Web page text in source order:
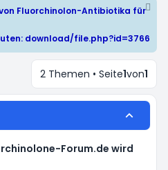
Fluorchinolon-Antibiotika für
download/file.php?id=3766
2 Themen • Seite1von1
Forum.de wird